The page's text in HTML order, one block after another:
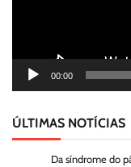
00:00
ÚLTIMAS NOTÍCIAS
Da síndrome do